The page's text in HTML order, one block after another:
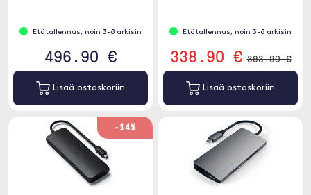
Etätallennus, noin 3-8 arkisin
496.90 €
Lisää ostoskoriin
Etätallennus, noin 3-8 arkisin
338.90 € 393.90 €
Lisää ostoskoriin
-14%